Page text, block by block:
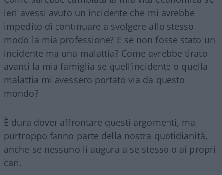
ieri avessi avuto un incidente che mi avrebbe
impedito di continuare a svolgere allo stesso
modo la mia professione? E se non fosse stato un
incidente ma una malattia? Come avrebbe tirato
avanti la mia famiglia se quell’incidente o quella
malattia mi avessero portato via da questo
mondo?
È dura dover affrontare questi argomenti, ma
purtroppo fanno parte della nostra quotidianità,
anche se nessuno li augura a se stesso o ai propri
cari.